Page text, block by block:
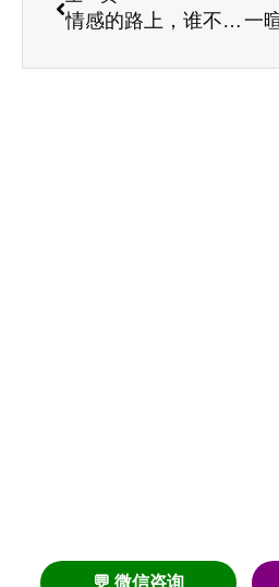
情感的路上，谁不是一辈子身经百战？80岁谈爱正当时
💬 微信咨询